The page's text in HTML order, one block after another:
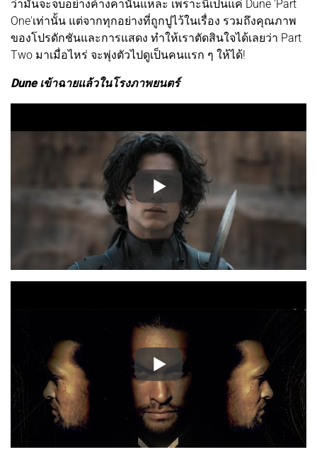
ว่ามันจะจบอย่างค้างคานั่นแหละ เพราะนี่เป็นแค่ Dune 'Part
One'เท่านั้น แต่จากทุกอย่างที่ถูกปูไว้ในเรื่อง รวมถึงคุณภาพ
ของโปรดักชันและการแสดง ทำให้เราตัดสินใจได้เลยว่า Part
Two มาเมื่อไหร่ จะพุ่งตัวไปดูเป็นคนแรก ๆ ให้ได้!
Dune เข้าฉายแล้วในโรงภาพยนตร์